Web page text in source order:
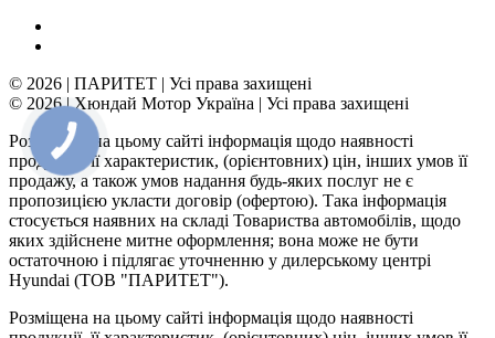
© 2026 | ПАРИТЕТ | Усі права захищені
© 2026 | Хюндай Мотор Україна | Усі права захищені
Розміщена на цьому сайті інформація щодо наявності
продукції, її характеристик, (орієнтовних) цін, інших умов її
продажу, а також умов надання будь-яких послуг не є
пропозицією укласти договір (офертою). Така інформація
стосується наявних на складі Товариства автомобілів, щодо
яких здійснене митне оформлення; вона може не бути
остаточною і підлягає уточненню у дилерському центрі
Hyundai (ТОВ "ПАРИТЕТ").
Розміщена на цьому сайті інформація щодо наявності